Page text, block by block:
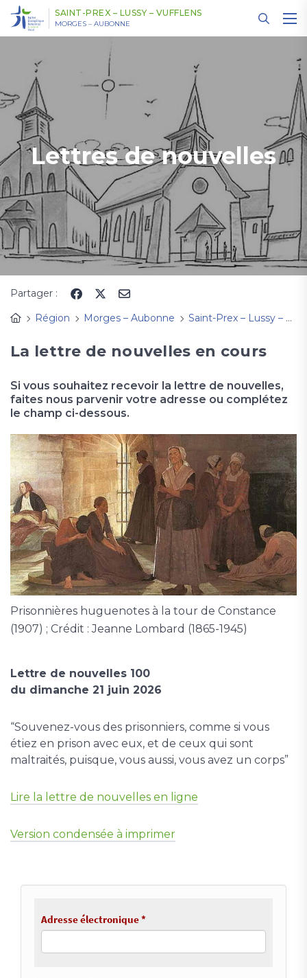
SAINT-PREX – LUSSY – VUFFLENS
MORGES – AUBONNE
Lettres de nouvelles
Partager :
Région
Morges – Aubonne Saint-Prex – Lussy – Vufflens
La lettre de nouvelles en cours
Si vous souhaitez recevoir la lettre de nouvelles,
faites nous parvenir votre adresse ou complétez
le champ ci-dessous.
Prisonnières huguenotes à la tour de Constance
(1907) ; Crédit : Jeanne Lombard (1865-1945)
Lettre de nouvelles 100
du dimanche 21 juin 2026
“Souvenez-vous des prisonniers, comme si vous
étiez en prison avec eux, et de ceux qui sont
maltraités, puisque, vous aussi, vous avez un corps”
Lire la lettre de nouvelles en ligne
Version condensée à imprimer
Panneau de gestion des cookies